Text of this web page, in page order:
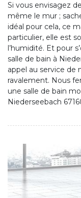
Si vous envisagez
même le mur ;
idéal pour cela, ce
particulier, elle est
l’humidité. Et pour
salle de bain à
appel au service de
ravalement. Nous
une salle de bain
Niederseebach